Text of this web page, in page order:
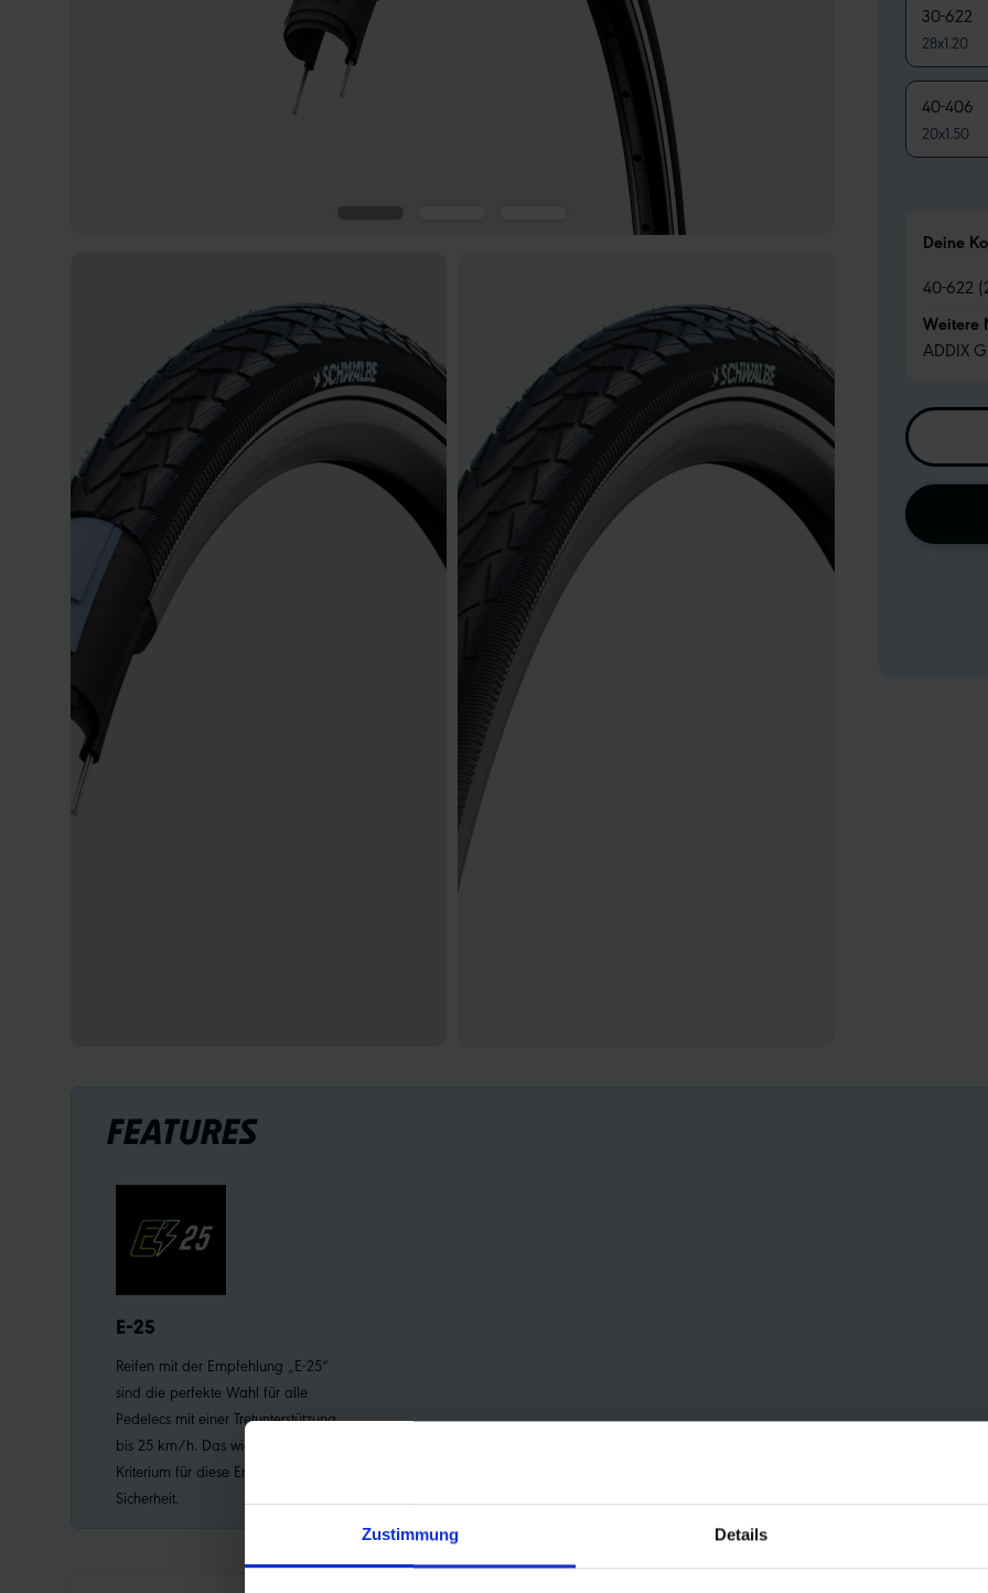
Zustimmung Details
30-622
28x1.20
40-406
20x1.50
Deine
40-622
Weitere
ADDIX
FEATURES
E-25
Reifen mit der Empfehlung „E-25“
sind die perfekte Wahl für alle
Pedelecs mit einer Tretunterstützung
bis 25 km/h. Das wichtigstes
Kriterium für diese Empfehlung:
Sicherheit.